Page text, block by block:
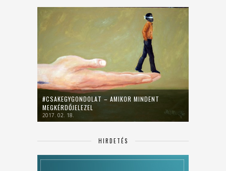
#CSAKEGYGONDOLAT – AMIKOR MINDENT
MEGKÉRDŐJELEZEL
2017. 02. 18.
HIRDETÉS